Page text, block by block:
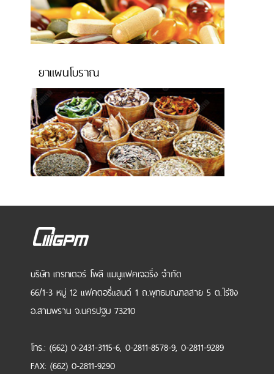
ยาแผนโบราณ
บริษัท เกรทเตอร์ โพลี แมนูแฟคเจอริ่ง จำกัด
66/1-3 หมู่ 12 แฟคตอรี่แลนด์ 1 ถ.พุทธมณฑลสาย 5 ต.ไร่ขิง
อ.สามพราน จ.นครปฐม 73210
โทร.: (662) 0-2431-3115-6, 0-2811-8578-9, 0-2811-9289
FAX: (662) 0-2811-9290